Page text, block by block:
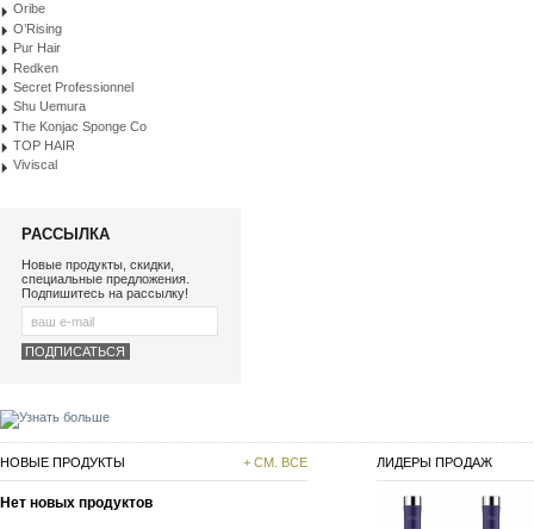
Oribe
O’Rising
Pur Hair
Redken
Secret Professionnel
Shu Uemura
The Konjac Sponge Co
TOP HAIR
Viviscal
РАССЫЛКА
Новые продукты, скидки,
специальные предложения.
Подпишитесь на рассылку!
НОВЫЕ ПРОДУКТЫ + СМ. ВСЕ
Нет новых продуктов
ЛИДЕРЫ ПРОДАЖ